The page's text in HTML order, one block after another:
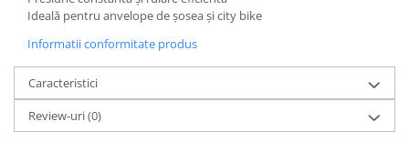
Ideală pentru anvelope de șosea și city bike
Informatii conformitate produs
Caracteristici
Review-uri(0)